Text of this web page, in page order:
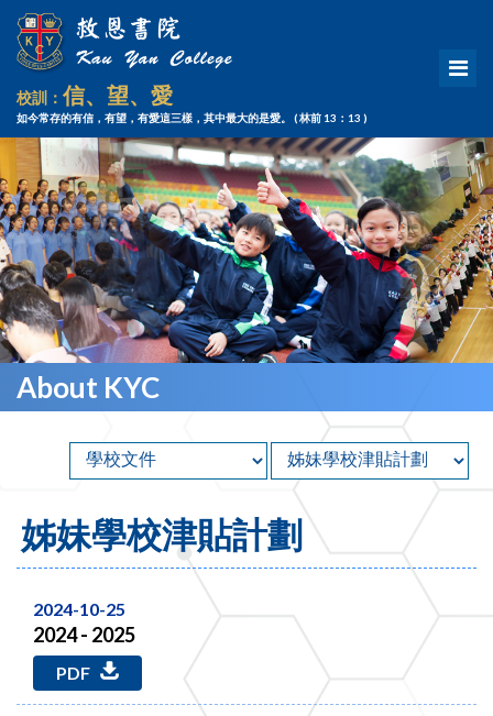
校訓：信、望、愛
如今常存的有信，有望，有愛這三樣，其中最大的是愛。 ( 林前 13：13 )
About KYC
姊妹學校津貼計劃
2024-10-25
2024 - 2025
PDF